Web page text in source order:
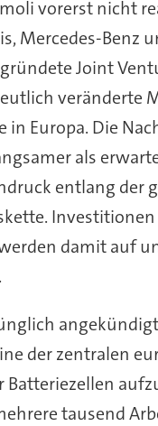
vorerst nicht
Mercedes-Benz
Joint
veränderte
in Europa. Die
als
entlang der
Investitionen
damit auf
der zentralen
Batteriezellen
tausend